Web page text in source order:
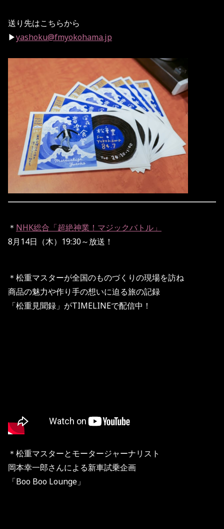
送り先はこちらから
▶yashoku@fmyokohama.jp
＊ NHK総合「超絶神業！マジックバトル」
8月 14日（木） 19:30～放送！
＊ 松重マスターが全国のものづくりの現場を訪ね
商品の魅力や作り手の想いに迫る旅の記録
「松重見聞録」がTIMELINEで配信中！
＊松重マスターとモータージャーナリスト
岡本幸一郎さんによる新車試乗企画
「Boo Boo Lounge」